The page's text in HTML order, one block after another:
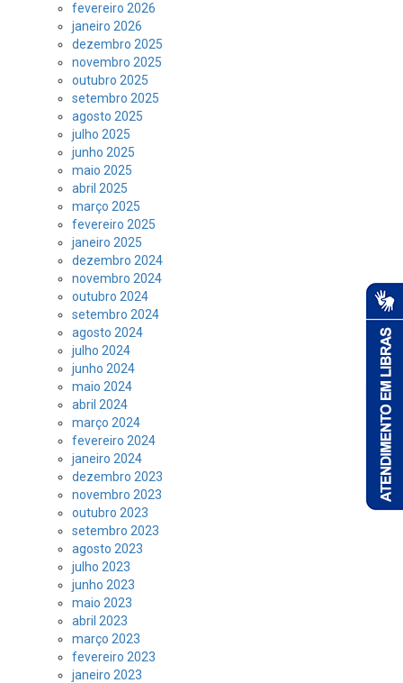
fevereiro 2026
janeiro 2026
dezembro 2025
novembro 2025
outubro 2025
setembro 2025
agosto 2025
julho 2025
junho 2025
maio 2025
abril 2025
março 2025
fevereiro 2025
janeiro 2025
dezembro 2024
novembro 2024
outubro 2024
setembro 2024
agosto 2024
julho 2024
junho 2024
maio 2024
abril 2024
março 2024
fevereiro 2024
janeiro 2024
dezembro 2023
novembro 2023
outubro 2023
setembro 2023
agosto 2023
julho 2023
junho 2023
maio 2023
abril 2023
março 2023
fevereiro 2023
janeiro 2023